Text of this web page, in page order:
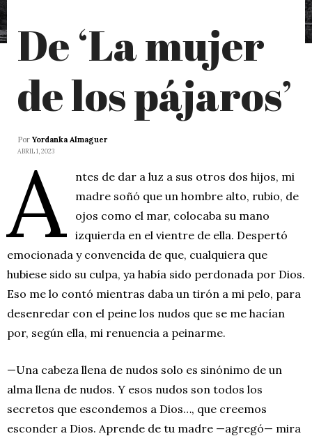
De ‘La mujer
de los pájaros’
Por Yordanka Almaguer
ABRIL 1, 2023
A
ntes de dar a luz a sus otros dos hijos, mi
madre soñó que un hombre alto, rubio, de
ojos como el mar, colocaba su mano
izquierda en el vientre de ella. Despertó
emocionada y convencida de que, cualquiera que
hubiese sido su culpa, ya había sido perdonada por Dios.
Eso me lo contó mientras daba un tirón a mi pelo, para
desenredar con el peine los nudos que se me hacían
por, según ella, mi renuencia a peinarme.
—Una cabeza llena de nudos solo es sinónimo de un
alma llena de nudos. Y esos nudos son todos los
secretos que escondemos a Dios…, que creemos
esconder a Dios. Aprende de tu madre —agregó— mira